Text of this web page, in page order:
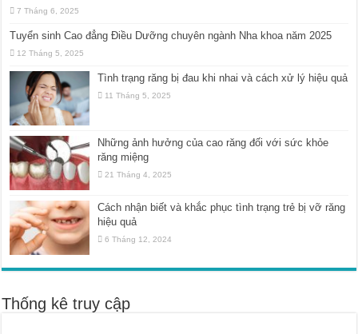
7 Tháng 6, 2025
Tuyển sinh Cao đẳng Điều Dưỡng chuyên ngành Nha khoa năm 2025
12 Tháng 5, 2025
Tình trạng răng bị đau khi nhai và cách xử lý hiệu quả
11 Tháng 5, 2025
Những ảnh hưởng của cao răng đối với sức khỏe
răng miệng
21 Tháng 4, 2025
Cách nhận biết và khắc phục tình trạng trẻ bị vỡ răng
hiệu quả
6 Tháng 12, 2024
Thống kê truy cập